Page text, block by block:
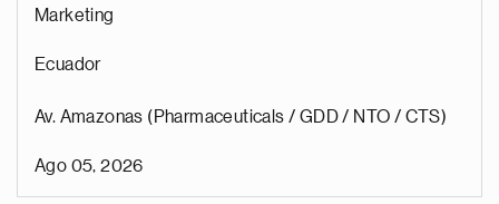
Marketing
Ecuador
Av. Amazonas (Pharmaceuticals / GDD / NTO / CTS)
Ago 05, 2026